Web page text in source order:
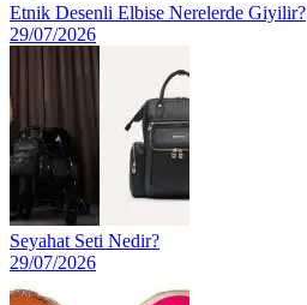
Etnik Desenli Elbise Nerelerde Giyilir?
29/07/2026
Seyahat Seti Nedir?
29/07/2026